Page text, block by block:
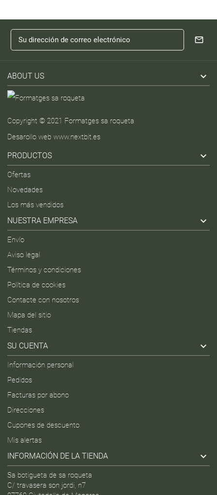
ABOUT US 
Copyright © 2021 Formatges sa roqueta
Desarollo web www.nextbit.es
PRODUCTOS 
Ofertas
Novedades
Los más vendidos
NUESTRA EMPRESA 
Envío
Aviso legal
Términos y condiciones
Política de cookies
Contacte con nosotros
Mapa del sitio
Tiendas
SU CUENTA 
Información personal
Pedidos
Facturas por abono
Direcciones
Cupones de descuento
Mis alertas
INFORMACIÓN DE LA TIENDA 
Sa botigueta de sa roqueta
C/ travasera son jordi, n7